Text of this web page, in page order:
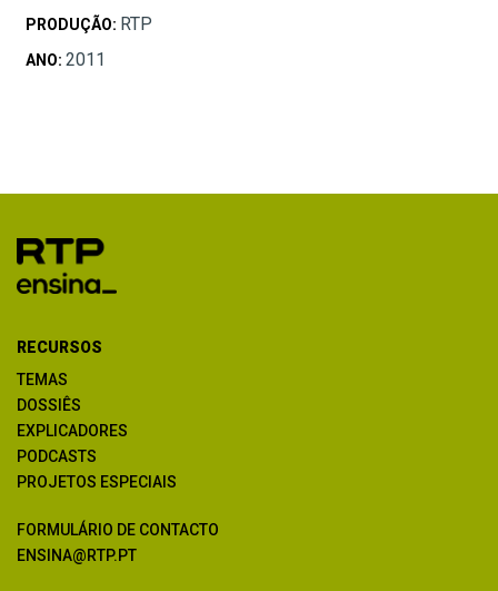
PRODUÇÃO: RTP
ANO: 2011
RECURSOS
TEMAS
DOSSIÊS
EXPLICADORES
PODCASTS
PROJETOS ESPECIAIS
FORMULÁRIO DE CONTACTO
ENSINA@RTP.PT